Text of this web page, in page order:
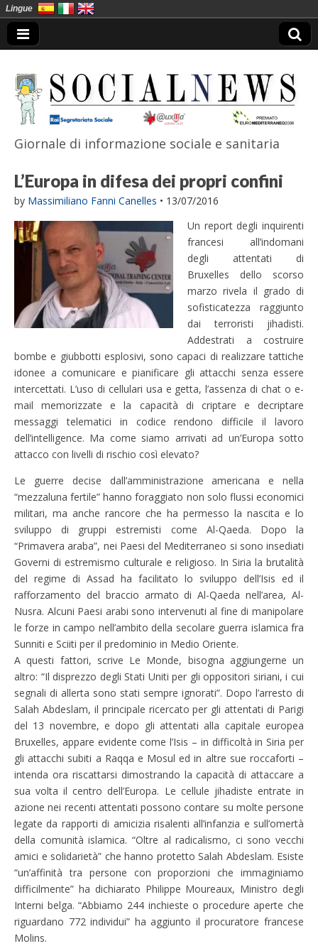
SocialNews
Giornale di informazione sociale e sanitaria
L’Europa in difesa dei propri confini
by Massimiliano Fanni Canelles • 13/07/2016
Un report degli inquirenti
francesi all’indomani
degli attentati di
Bruxelles dello scorso
marzo rivela il grado di
sofisticatezza raggiunto
dai terroristi jihadisti.
Addestrati a costruire
bombe e giubbotti esplosivi, sono capaci di realizzare tattiche
idonee a comunicare e pianificare gli attacchi senza essere
intercettati. L’uso di cellulari usa e getta, l’assenza di chat o e-
mail memorizzate e la capacità di criptare e decriptare
messaggi telematici in codice rendono difficile il lavoro
dell’intelligence. Ma come siamo arrivati ad un’Europa sotto
attacco con livelli di rischio così elevato?
Le guerre decise dall’amministrazione americana e nella
“mezzaluna fertile” hanno foraggiato non solo flussi economici
militari, ma anche rancore che ha permesso la nascita e lo
sviluppo di gruppi estremisti come Al-Qaeda. Dopo la
“Primavera araba”, nei Paesi del Mediterraneo si sono insediati
Governi di estremismo culturale e religioso. In Siria la brutalità
del regime di Assad ha facilitato lo sviluppo dell’Isis ed il
rafforzamento del braccio armato di Al-Qaeda nell’area, Al-
Nusra. Alcuni Paesi arabi sono intervenuti al fine di manipolare
le forze in campo nell’ambito della secolare guerra islamica fra
Sunniti e Sciiti per il predominio in Medio Oriente.
A questi fattori, scrive Le Monde, bisogna aggiungerne un
altro: “Il disprezzo degli Stati Uniti per gli oppositori siriani, i cui
segnali di allerta sono stati sempre ignorati”. Dopo l’arresto di
Salah Abdeslam, il principale ricercato per gli attentati di Parigi
del 13 novembre, e dopo gli attentati alla capitale europea
Bruxelles, appare evidente come l’Isis – in difficoltà in Siria per
gli attacchi subiti a Raqqa e Mosul ed in altre sue roccaforti –
intenda ora riscattarsi dimostrando la capacità di attaccare a
sua volta il centro dell’Europa. Le cellule jihadiste entrate in
azione nei recenti attentati possono contare su molte persone
legate da rapporti di amicizia risalenti all’infanzia e sull’omertà
della comunità islamica. “Oltre al radicalismo, ci sono vecchi
amici e solidarietà” che hanno protetto Salah Abdeslam. Esiste
“un’affinità tra persone con proporzioni che immaginiamo
difficilmente” ha dichiarato Philippe Moureaux, Ministro degli
Interni belga. “Abbiamo 244 inchieste o procedure aperte che
riguardano 772 individui” ha aggiunto il procuratore francese
Molins.
Lingue